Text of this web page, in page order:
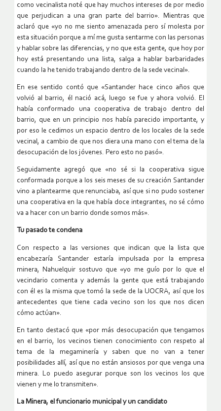
como vecinalista noté que hay muchos intereses de por medio
que perjudican a una gran parte del barrio». Mientras que
aclaró que «yo no me siento amenazada pero sí molesta por
esta situación porque a mí me gusta sentarme con las personas
y hablar sobre las diferencias, y no que esta gente, que hoy por
hoy está presentando una lista, salga a hablar barbaridades
cuando la he tenido trabajando dentro de la sede vecinal».
En ese sentido contó que «Santander hace cinco años que
volvió al barrio, él nació acá, luego se fue y ahora volvió. El
había conformado una cooperativa de trabajo dentro del
barrio, que en un principio nos había parecido importante, y
por eso le cedimos un espacio dentro de los locales de la sede
vecinal, a cambio de que nos diera una mano con el tema de la
desocupación de los jóvenes. Pero esto no pasó».
Seguidamente agregó que «no sé si la cooperativa sigue
conformada porque a los seis meses de su creación Santander
vino a plantearme que renunciaba, así que si no pudo sostener
una cooperativa en la que había doce integrantes, no sé cómo
va a hacer con un barrio donde somos más».
Tu pasado te condena
Con respecto a las versiones que indican que la lista que
encabezaría Santander estaría impulsada por la empresa
minera, Nahuelquir sostuvo que «yo me guío por lo que el
vecindario comenta y además la gente que está trabajando
con él es la misma que tomó la sede de la UOCRA, así que los
antecedentes que tiene cada vecino son los que nos dicen
cómo actúan».
En tanto destacó que «por más desocupación que tengamos
en el barrio, los vecinos tienen conocimiento con respeto al
tema de la megaminería y saben que no van a tener
posibilidades allí, así que no están ansiosos por que venga una
minera. Lo puedo asegurar porque son los vecinos los que
vienen y me lo transmiten».
La Minera, el funcionario municipal y un candidato